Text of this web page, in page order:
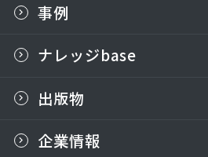
事例
ナレッジbase
出版物
企業情報